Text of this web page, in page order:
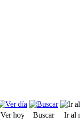
Ver hoy Buscar
Ir al